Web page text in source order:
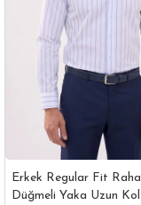
Erkek Regular Fit
Düğmeli Yaka Uzun